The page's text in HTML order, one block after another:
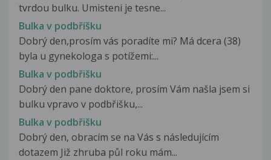
tvrdou bulku. Umisteni je tesne...
Bulka v podbříšku
Dobrý den,prosím vás poradíte mi? Má dcera (38)
byla u gynekologa s potížemi:...
Bulka v podbřišku
Dobrý den pane doktore, prosím Vám našla jsem si
bulku vpravo v podbřišku,...
Bulka v podbřišku
Dobrý den, obracím se na Vás s následujícím
dotazem Již zhruba půl roku mám...